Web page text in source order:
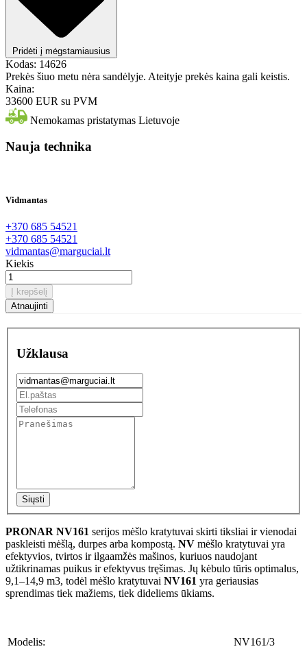
Pridėti į mėgstamiausius
Kodas: 14626
Prekės šiuo metu nėra sandėlyje. Ateityje prekės kaina gali keistis.
Kaina:
33600 EUR su PVM
Nemokamas pristatymas Lietuvoje
Nauja technika
Vidmantas
+370 685 54521
+370 685 54521
vidmantas@marguciai.lt
Kiekis
Į krepšelį
Užklausa
Siųsti
PRONAR NV161 serijos mėšlo kratytuvai skirti tiksliai ir vienodai
paskleisti mėšlą, durpes arba kompostą. NV mėšlo kratytuvai yra
efektyvios, tvirtos ir ilgaamžės mašinos, kuriuos naudojant
užtikrinamas puikus ir efektyvus tręšimas. Jų kėbulo tūris optimalus,
9,1–14,9 m3, todėl mėšlo kratytuvai NV161 yra geriausias
sprendimas tiek mažiems, tiek dideliems ūkiams.
Modelis: NV161/3